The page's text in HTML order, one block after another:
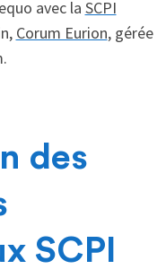
avec la SCPI
Corum Eurion, gérée
des
SCPI